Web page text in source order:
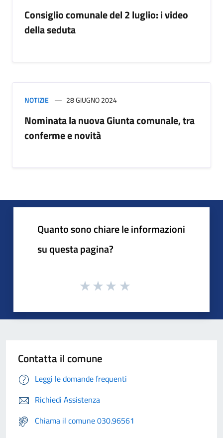
Consiglio comunale del 2 luglio: i video
della seduta
NOTIZIE 28 GIUGNO 2024
Nominata la nuova Giunta comunale, tra
conferme e novità
Quanto sono chiare le informazioni
su questa pagina?
Contatta il comune
Leggi le domande frequenti
Richiedi Assistenza
Chiama il comune 030.96561